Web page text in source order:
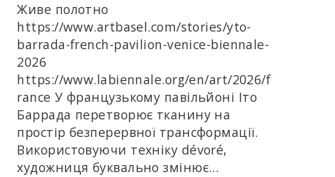
Живе полотно
https://www.artbasel.com/stories/yto-
barrada-french-pavilion-venice-biennale-
2026
https://www.labiennale.org/en/art/2026/f
rance У французькому павільйоні Іто
Баррада перетворює тканину на
простір безперервної трансформації.
Використовуючи техніку dévoré,
художниця буквально змінює…